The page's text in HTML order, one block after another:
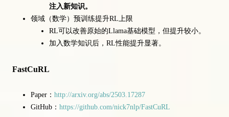
注入新知识。
领域（数学）预训练提升RL上限
RL可以改善原始的Llama基础模型，但提升较小。
加入数学知识后，RL性能提升显著。
FastCuRL
Paper： http://arxiv.org/abs/2503.17287
GitHub： https://github.com/nick7nlp/FastCuRL